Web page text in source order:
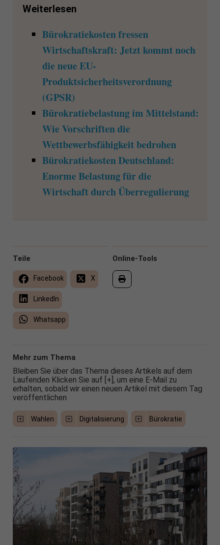
Weiterlesen
Bürokratiekosten fressen
Wirtschaftskraft: Jetzt kommt noch
die neue EU-
Produktsicherheitsverordnung
(GPSR)
Bürokratiebelastung im Mittelstand:
Wie Vorschriften die
Wettbewerbsfähigkeit bedrohen
Bürokratiekosten Deutschland:
Enorme Belastung für die
Wirtschaft durch Überregulierung
Online-Tools
Teile
Facebook X
LinkedIn
Whatsapp
Mehr zum Thema
Bleiben Sie über das Thema dieses Artikels auf dem
Laufenden Klicken Sie auf [+], um eine E-Mail zu
erhalten, sobald wir einen neuen Artikel mit diesem Tag
veröffentlichen
Wahlen Digitalisierung Bürokratie